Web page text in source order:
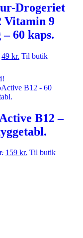
Drogeriet
Vitamin 9
60 kaps.
49 kr. Til butik
B12 –
159 kr. Til butik